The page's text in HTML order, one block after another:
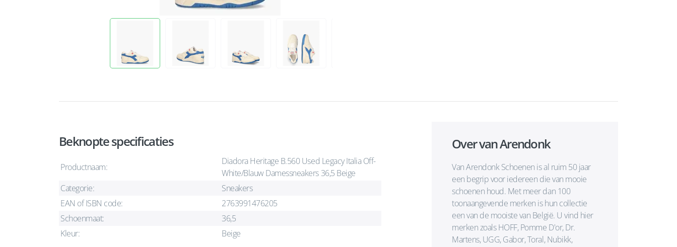
Beknopte specificaties
Productnaam:
Diadora Heritage B.560 Used Legacy Italia Off-
White/Blauw Damessneakers 36,5 Beige
Categorie:
Sneakers
EAN of ISBN code:
2763991476205
Schoenmaat:
36,5
Kleur:
Beige
Over van Arendonk
Van Arendonk Schoenen is al ruim 50 jaar
een begrip voor iedereen die van mooie
schoenen houd. Met meer dan 100
toonaangevende merken is hun collectie
een van de mooiste van België. U vind hier
merken zoals HOFF, Pomme D'or, Dr.
Martens, UGG, Gabor, Toral, Nubikk,